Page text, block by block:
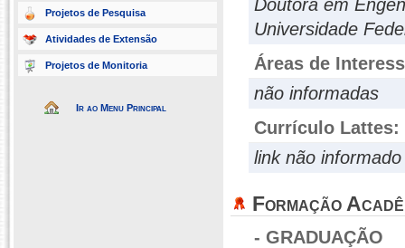
Projetos de Pesquisa
Atividades de Extensão
Projetos de Monitoria
Ir ao Menu Principal
Doutora em
Universidade
Áreas de
não informadas
Currículo Lattes:
link não informado
Formação
- GRADUAÇÃO